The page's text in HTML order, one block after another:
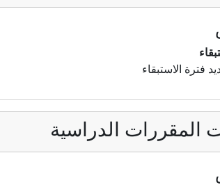
فترة الاستبقاء
المقررات الدراسية